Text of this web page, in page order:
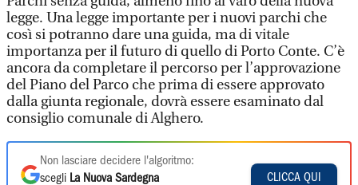
legge. Una legge importante per i nuovi parchi che
così si potranno dare una guida, ma di vitale
importanza per il futuro di quello di Porto Conte. C’è
ancora da completare il percorso per l’approvazione
del Piano del Parco che prima di essere approvato
dalla giunta regionale, dovrà essere esaminato dal
consiglio comunale di Alghero.
Non lasciare decidere l'algoritmo:
scegli La Nuova Sardegna
CLICCA QUI